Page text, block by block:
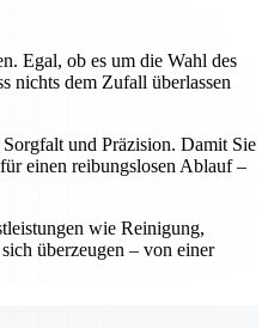
Egal, ob es um die Wahl des
nichts dem Zufall überlassen
und Präzision. Damit Sie
einen reibungslosen Ablauf –
wie Reinigung,
überzeugen – von einer